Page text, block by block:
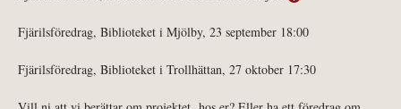
Fjärilsföredrag, Biblioteket i Mjölby, 23 september 18:00
Fjärilsföredrag, Biblioteket i Trollhättan, 27 oktober 17:30